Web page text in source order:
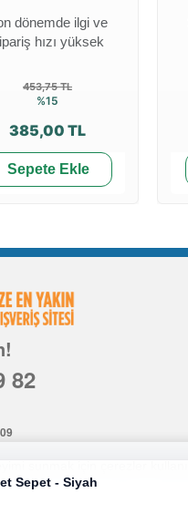
dönemde ilgi ve
hızı yüksek
453,75 TL
%15
385,00 TL
Sepete Ekle
Sepet - Siyah
sunmak için çerezler
82